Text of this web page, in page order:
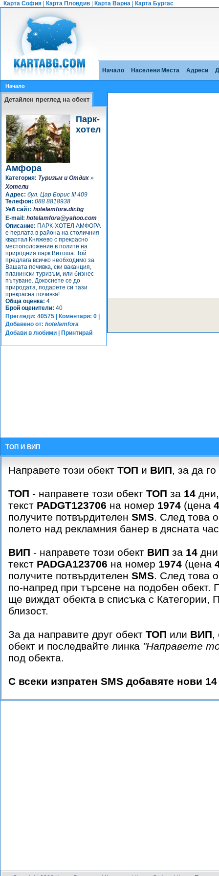
Карта София Карта Пловдив Карта Варна Карта Бургас
Начало Населени Места Адреси
Начало
Детайлен преглед на обект
Парк-
хотел
Амфора
Категория: Туризъм и Отдих »
Хотели
Адрес: бул. Цар Борис III 409
Телефон: 088 8818938
Уеб сайт: hotelamfora.dir.bg
E-mail: hotelamfora@yahoo.com
Описание: ПАРК-ХОТЕЛ АМФОРА
е перлата в района на столичния
квартал Княжево с прекрасно
местоположение в полите на
природния парк Витоша. Той
предлага всичко необходимо за
Вашата почивка, ски ваканция,
планински туризъм, или бизнес
пътуване. Докоснете се до
природата, подарете си тази
прекрасна почивка!
Обща оценка: 4
Брой оценители: 40
Прегледи: 40575 | Коментари: 0 |
Добавено от:hotelamfora
Добави в любими
Принтирай
ТОП И ВИП
Направете този обект ТОП и ВИП, за да
ТОП - направете този обект ТОП за 14дни,
текст PADGT123706 на номер 1974(цена
получите потвърдителен SMS. След това
полето над рекламния банер в дясната
ВИП - направете този обект ВИП за 14
текст PADGA123706 на номер 1974(цена
получите потвърдителен SMS. След това
по-напред при търсене на подобен обект.
ще виждат обекта в списъка с Категории,
близост.
За да направите друг обект ТОП или ВИП,
обект и последвайте линка "Направете
под обекта.
С всеки изпратен SMS добавяте нови